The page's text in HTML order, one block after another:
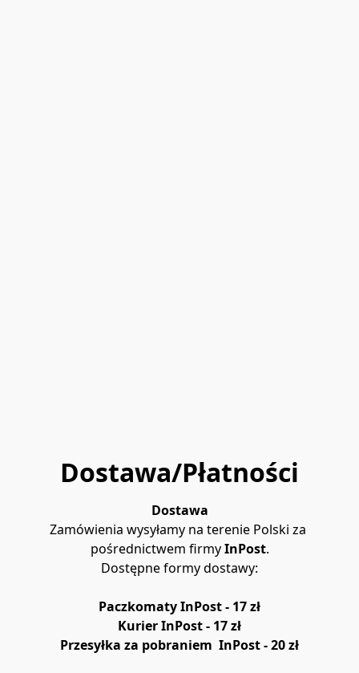
Dostawa/Płatności
Dostawa
Zamówienia wysyłamy na terenie Polski za
pośrednictwem firmy InPost.
Dostępne formy dostawy:
Paczkomaty InPost - 17 zł
Kurier InPost - 17 zł
Przesyłka za pobraniem  InPost - 20 zł